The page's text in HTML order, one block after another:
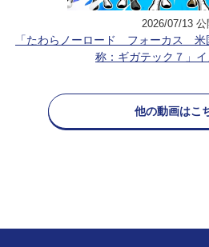
2026/07/13 公
「たわらノーロード フォーカス 米
称：ギガテック７」
他の動画はこ